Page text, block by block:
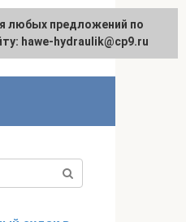
любых предложений по
hawe-hydraulik@cp9.ru